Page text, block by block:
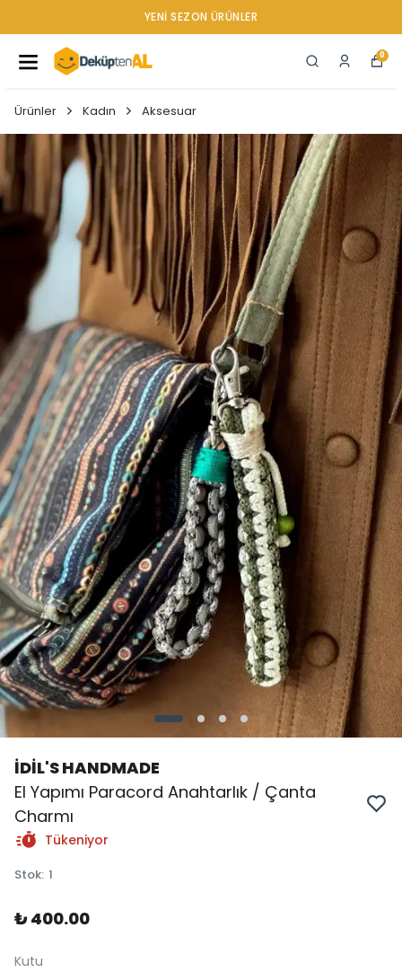
YENI SEZON ÜRÜNLER
0
Ürünler Kadın Aksesuar
İDİL'S HANDMADE
El Yapımı Paracord Anahtarlık / Çanta
Charmı
Tükeniyor
Stok: 1
₺ 400.00
Kutu